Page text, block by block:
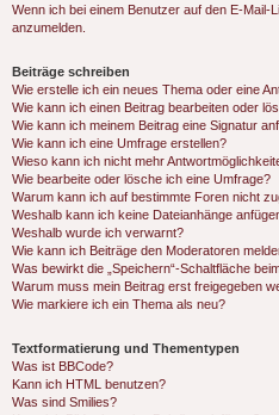
Wenn ich bei einem Benutzer auf den E-
anzumelden.
Beiträge schreiben
Wie erstelle ich ein neues Thema oder eine
Wie kann ich einen Beitrag bearbeiten oder
Wie kann ich meinem Beitrag eine Signatur
Wie kann ich eine Umfrage erstellen?
Wieso kann ich nicht mehr
Wie bearbeite oder lösche ich eine Umfrage?
Warum kann ich auf bestimmte Foren nicht
Weshalb kann ich keine Dateianhänge
Weshalb wurde ich verwarnt?
Wie kann ich Beiträge den Moderatoren
Was bewirkt die „Speichern“-Schaltfläche
Warum muss mein Beitrag erst freigegeben
Wie markiere ich ein Thema als neu?
Textformatierung und Thementypen
Was ist BBCode?
Kann ich HTML benutzen?
Was sind Smilies?